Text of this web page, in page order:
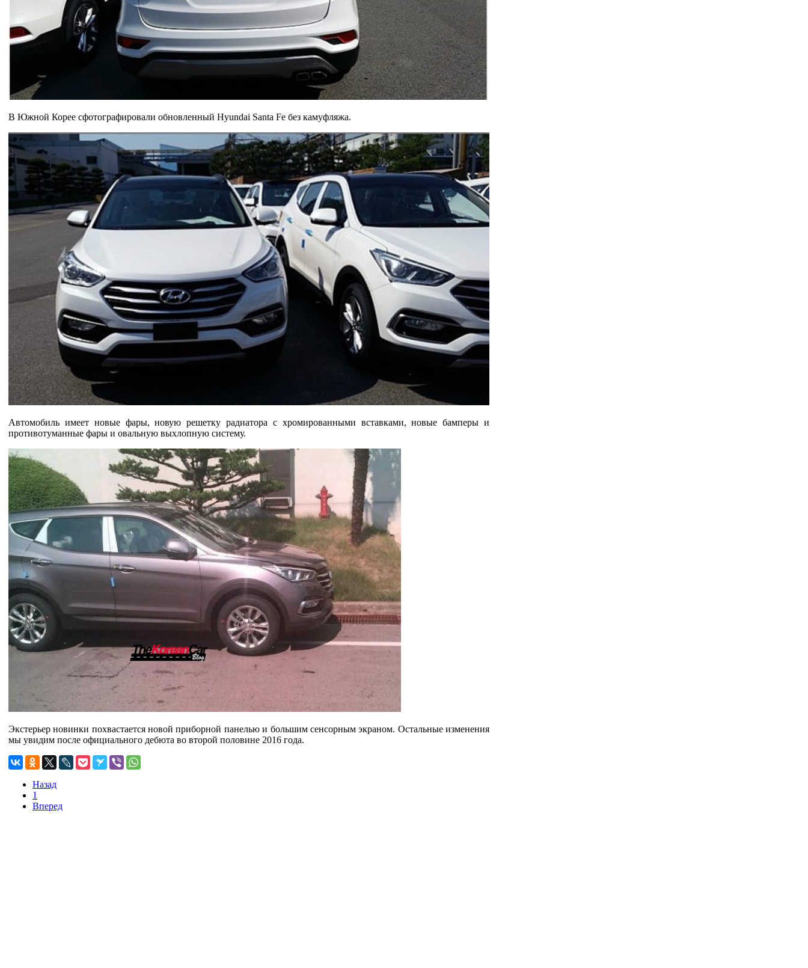
В Южной Корее cфотографировали обновленный Hyundai Santa Fe без камуфляжа.
Автомобиль имеет новые фары, новую решетку радиатора с хромированными вставками, новые бамперы и
противотуманные фары и овальную выхлопную систему.
Экстерьер новинки похвастается новой приборной панелью и большим сенсорным экраном. Остальные изменения
мы увидим после официального дебюта во второй половине 2016 года.
Назад
1
Вперед